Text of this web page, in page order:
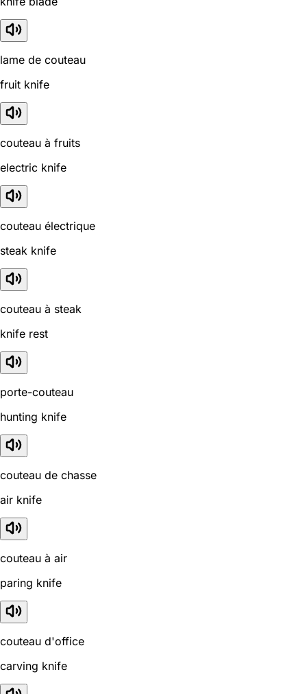
lame de couteau
fruit knife
couteau à fruits
electric knife
couteau électrique
steak knife
couteau à steak
knife rest
porte-couteau
hunting knife
couteau de chasse
air knife
couteau à air
paring knife
couteau d'office
carving knife